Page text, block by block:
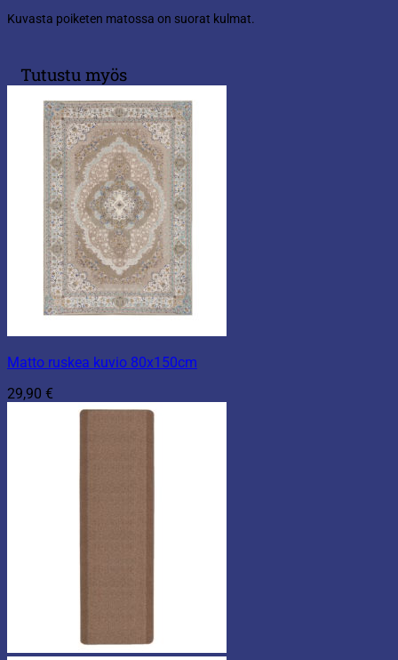
Kuvasta poiketen matossa on suorat kulmat.
Tutustu myös
Matto ruskea kuvio 80x150cm
29,90 €